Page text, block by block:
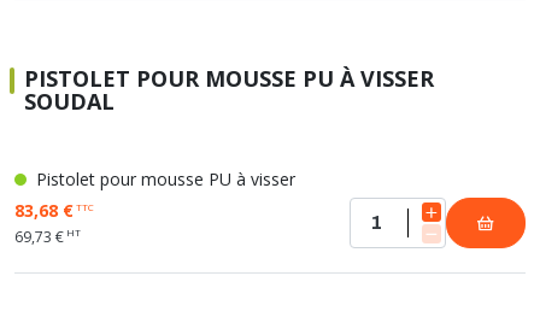
PISTOLET POUR MOUSSE PU À VISSER
SOUDAL
Pistolet pour mousse PU à visser
83,68 €TTC
69,73 € HT